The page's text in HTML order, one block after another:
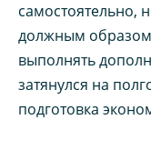
самостоятельно,
должным
выполнять
затянулся на
подготовка